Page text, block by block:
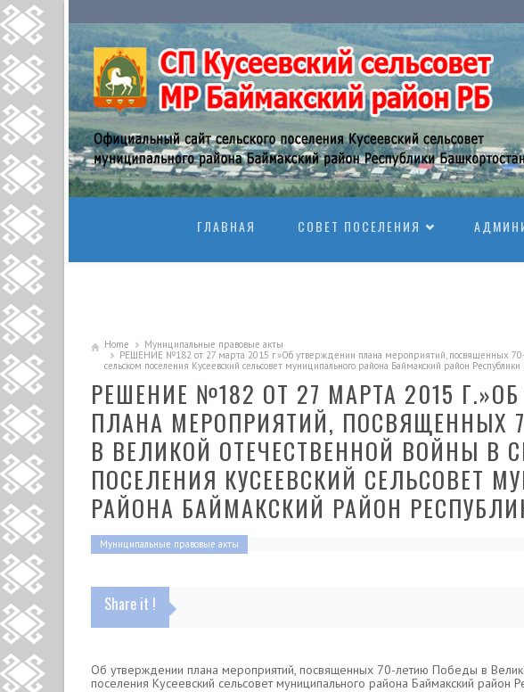
ГЛАВНАЯ
СОВЕТ ПОСЕЛЕНИЯ
Home
Муниципальные правовые акты
РЕШЕНИЕ №182 от 27 марта 2015 г.»Об утверждении плана мероприятий, посвященных
сельском поселения Кусеевский сельсовет муниципального района Баймакский район
РЕШЕНИЕ №182 ОТ 27 МАРТА 2015
ПЛАНА МЕРОПРИЯТИЙ, ПОСВЯЩЕННЫХ
В ВЕЛИКОЙ ОТЕЧЕСТВЕННОЙ ВОЙНЫ В
ПОСЕЛЕНИЯ КУСЕЕВСКИЙ СЕЛЬСОВЕТ
РАЙОНА БАЙМАКСКИЙ РАЙОН
Муниципальные правовые акты
Share it !
Об утверждении плана мероприятий, посвященных 70-летию Победы в
поселения Кусеевский сельсовет муниципального района Баймакский район